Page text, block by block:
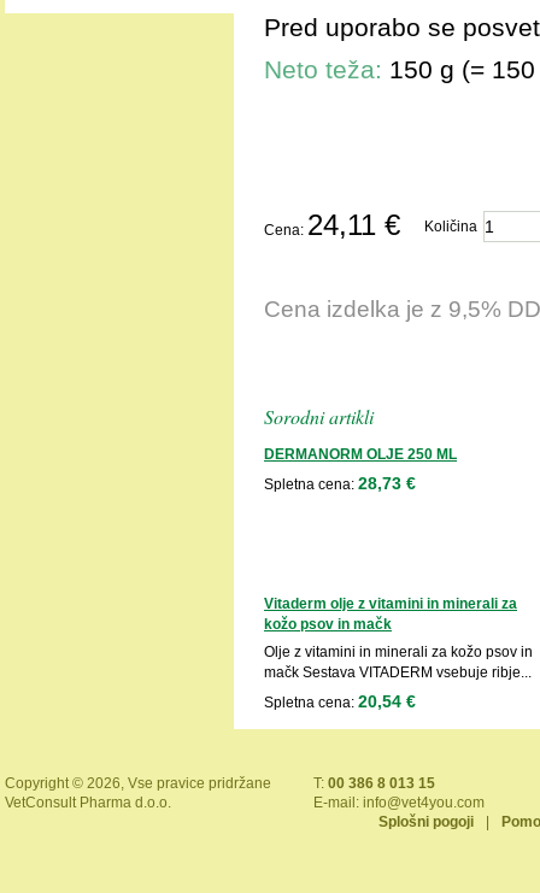
Pred uporabo se
Neto teža: 150 g (=
Cena: 24,11 € Količina
Cena izdelka je z 9,5%
Sorodni artikli
DERMANORM OLJE 250 ML
Spletna cena: 28,73 €
Vitaderm olje z vitamini in minerali za
kožo psov in mačk
Olje z vitamini in minerali za kožo psov in
mačk Sestava VITADERM vsebuje ribje...
Spletna cena: 20,54 €
Copyright © 2026, Vse pravice pridržane
VetConsult Pharma d.o.o.
T: 00 386 8 013 15
E-mail: info@vet4you.com
Splošni pogoji